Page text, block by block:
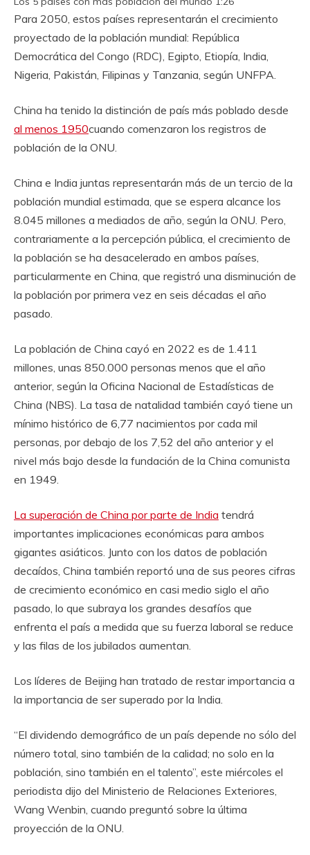
Para 2050, estos países representarán el crecimiento
proyectado de la población mundial: República
Democrática del Congo (RDC), Egipto, Etiopía, India,
Nigeria, Pakistán, Filipinas y Tanzania, según UNFPA.
China ha tenido la distinción de país más poblado desde
al menos 1950cuando comenzaron los registros de
población de la ONU.
China e India juntas representarán más de un tercio de la
población mundial estimada, que se espera alcance los
8.045 millones a mediados de año, según la ONU. Pero,
contrariamente a la percepción pública, el crecimiento de
la población se ha desacelerado en ambos países,
particularmente en China, que registró una disminución de
la población por primera vez en seis décadas el año
pasado.
La población de China cayó en 2022 es de 1.411
millones, unas 850.000 personas menos que el año
anterior, según la Oficina Nacional de Estadísticas de
China (NBS). La tasa de natalidad también cayó tiene un
mínimo histórico de 6,77 nacimientos por cada mil
personas, por debajo de los 7,52 del año anterior y el
nivel más bajo desde la fundación de la China comunista
en 1949.
La superación de China por parte de India tendrá
importantes implicaciones económicas para ambos
gigantes asiáticos. Junto con los datos de población
decaídos, China también reportó una de sus peores cifras
de crecimiento económico en casi medio siglo el año
pasado, lo que subraya los grandes desafíos que
enfrenta el país a medida que su fuerza laboral se reduce
y las filas de los jubilados aumentan.
Los líderes de Beijing han tratado de restar importancia a
la importancia de ser superado por la India.
“El dividendo demográfico de un país depende no sólo del
número total, sino también de la calidad; no solo en la
población, sino también en el talento”, este miércoles el
periodista dijo del Ministerio de Relaciones Exteriores,
Wang Wenbin, cuando preguntó sobre la última
proyección de la ONU.